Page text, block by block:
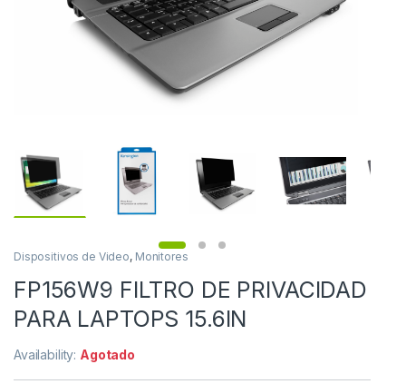
Dispositivos de Video, Monitores
FP156W9 FILTRO DE PRIVACIDAD
PARA LAPTOPS 15.6IN
Availability: Agotado